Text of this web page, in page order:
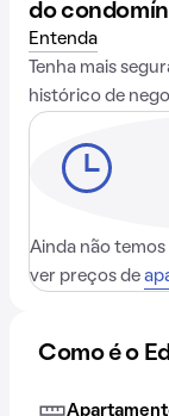
do
Entenda
Tenha mais
histórico de
Ainda não temos
ver preços de
Como é o